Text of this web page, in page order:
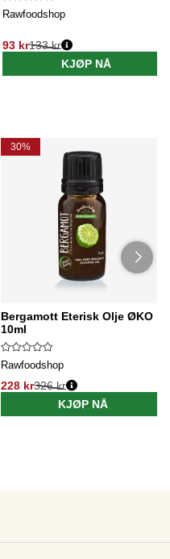
Rawfoodshop
93 kr
Vanlig pris:
133 kr
KJØP NÅ
30%
Bergamott Eterisk Olje ØKO
10ml
Rawfoodshop
228 kr326 kr
KJØP NÅ